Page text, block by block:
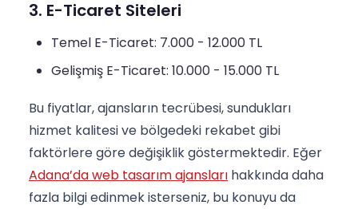
3. E-Ticaret Siteleri
Temel E-Ticaret: 7.000 - 12.000 TL
Gelişmiş E-Ticaret: 10.000 - 15.000 TL
Bu fiyatlar, ajansların tecrübesi, sundukları
hizmet kalitesi ve bölgedeki rekabet gibi
faktörlere göre değişiklik göstermektedir. Eğer
Adana’da web tasarım ajansları hakkında daha
fazla bilgi edinmek isterseniz, bu konuyu da